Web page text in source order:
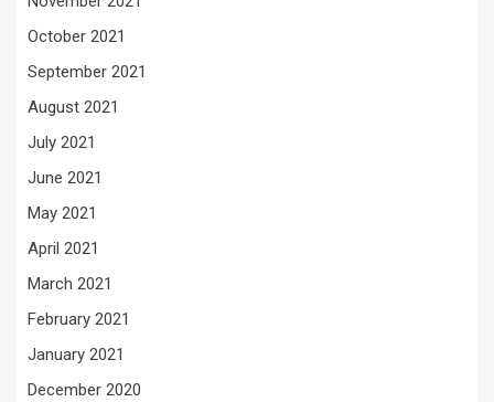
October 2021
September 2021
August 2021
July 2021
June 2021
May 2021
April 2021
March 2021
February 2021
January 2021
December 2020